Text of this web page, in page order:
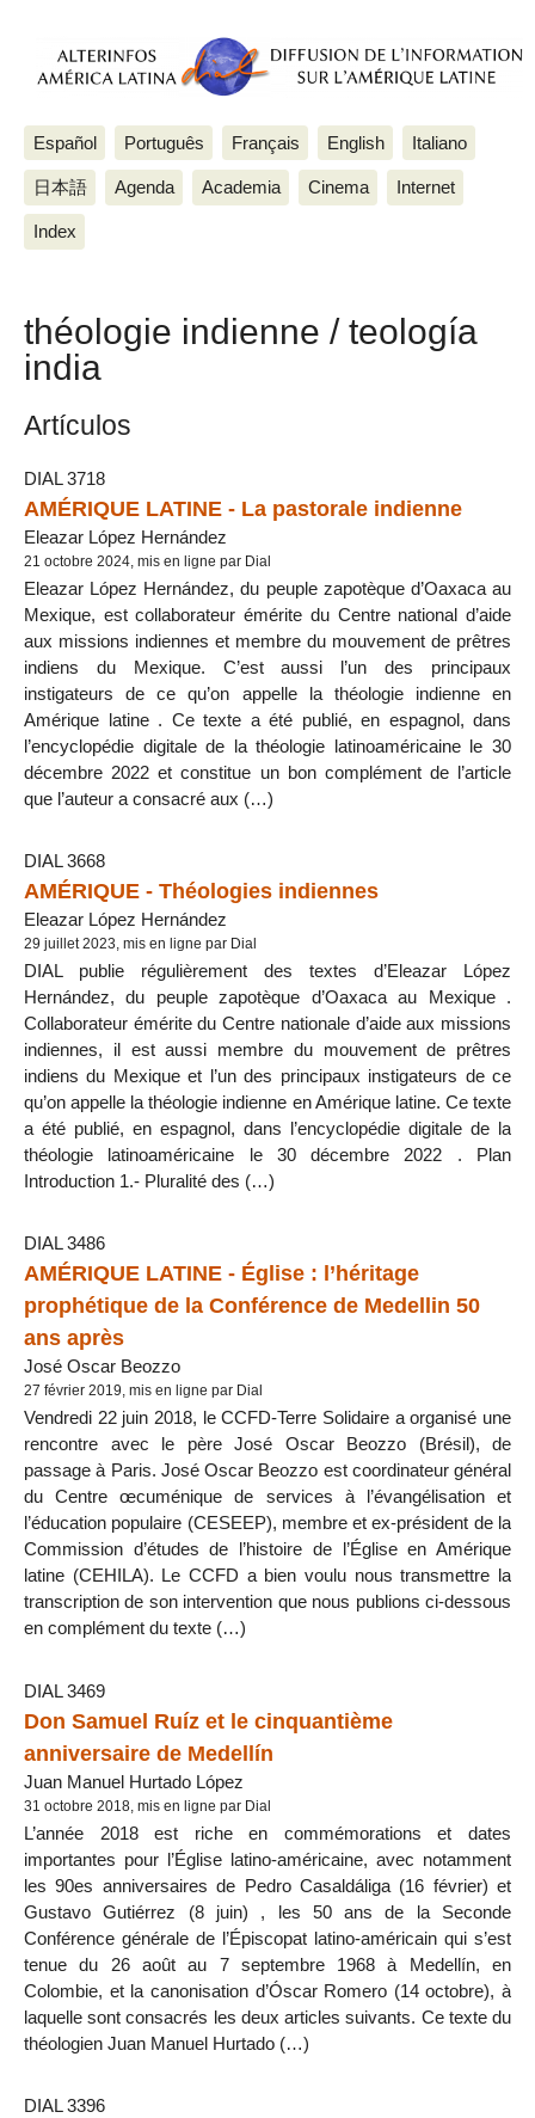
Español Português Français English Italiano
日本語 Agenda Academia Cinema Internet
Index
théologie indienne / teología
india
Artículos
DIAL 3718
AMÉRIQUE LATINE - La pastorale indienne
Eleazar López Hernández
21 octobre 2024, mis en ligne par Dial
Eleazar López Hernández, du peuple zapotèque d’Oaxaca au
Mexique, est collaborateur émérite du Centre national d’aide
aux missions indiennes et membre du mouvement de prêtres
indiens du Mexique. C’est aussi l’un des principaux
instigateurs de ce qu’on appelle la théologie indienne en
Amérique latine . Ce texte a été publié, en espagnol, dans
l’encyclopédie digitale de la théologie latinoaméricaine le 30
décembre 2022 et constitue un bon complément de l’article
que l’auteur a consacré aux (…)
DIAL 3668
AMÉRIQUE - Théologies indiennes
Eleazar López Hernández
29 juillet 2023, mis en ligne par Dial
DIAL publie régulièrement des textes d’Eleazar López
Hernández, du peuple zapotèque d’Oaxaca au Mexique .
Collaborateur émérite du Centre nationale d’aide aux missions
indiennes, il est aussi membre du mouvement de prêtres
indiens du Mexique et l’un des principaux instigateurs de ce
qu’on appelle la théologie indienne en Amérique latine. Ce texte
a été publié, en espagnol, dans l’encyclopédie digitale de la
théologie latinoaméricaine le 30 décembre 2022 . Plan
Introduction 1.- Pluralité des (…)
DIAL 3486
AMÉRIQUE LATINE - Église : l’héritage
prophétique de la Conférence de Medellin 50
ans après
José Oscar Beozzo
27 février 2019, mis en ligne par Dial
Vendredi 22 juin 2018, le CCFD-Terre Solidaire a organisé une
rencontre avec le père José Oscar Beozzo (Brésil), de
passage à Paris. José Oscar Beozzo est coordinateur général
du Centre œcuménique de services à l’évangélisation et
l’éducation populaire (CESEEP), membre et ex-président de la
Commission d’études de l’histoire de l’Église en Amérique
latine (CEHILA). Le CCFD a bien voulu nous transmettre la
transcription de son intervention que nous publions ci-dessous
en complément du texte (…)
DIAL 3469
Don Samuel Ruíz et le cinquantième
anniversaire de Medellín
Juan Manuel Hurtado López
31 octobre 2018, mis en ligne par Dial
L’année 2018 est riche en commémorations et dates
importantes pour l’Église latino-américaine, avec notamment
les 90es anniversaires de Pedro Casaldáliga (16 février) et
Gustavo Gutiérrez (8 juin) , les 50 ans de la Seconde
Conférence générale de l’Épiscopat latino-américain qui s’est
tenue du 26 août au 7 septembre 1968 à Medellín, en
Colombie, et la canonisation d’Óscar Romero (14 octobre), à
laquelle sont consacrés les deux articles suivants. Ce texte du
théologien Juan Manuel Hurtado (…)
DIAL 3396